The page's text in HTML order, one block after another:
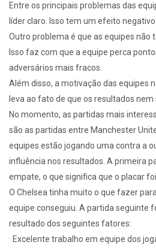
Entre os principais problemas das
líder claro. Isso tem um efeito
Outro problema é que as equipes não
Isso faz com que a equipe perca
adversários mais fracos.
Além disso, a motivação das equipes
leva ao fato de que os resultados nem
No momento, as partidas mais
são as partidas entre Manchester
equipes estão jogando uma contra a
influência nos resultados. A primeira
empate, o que significa que o placar foi
O Chelsea tinha muito o que fazer
equipe conseguiu. A partida seguinte
resultado dos seguintes fatores:
· Excelente trabalho em equipe dos